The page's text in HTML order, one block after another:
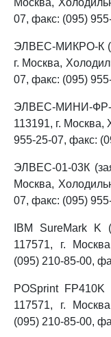
Москва,
07, факс: (095)
ЭЛВЕС-МИКРО-К
г. Москва,
07, факс: (095)
ЭЛВЕС-МИНИ-
113191, г.
955-25-07, факс:
ЭЛВЕС-01-03К
Москва,
07, факс: (095)
IBM SureMark
117571, г.
(095) 210-85-00,
POSprint
117571, г.
(095) 210-85-00,